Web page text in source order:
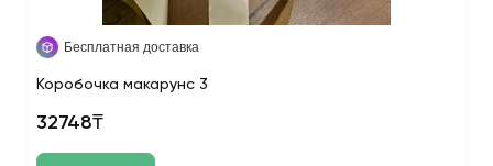
Бесплатная доставка
Коробочка макарунс 3
32748₸